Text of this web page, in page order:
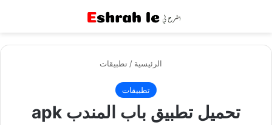
الرئيسية / تطبيقات
تطبيقات
تحميل تطبيق باب المندب apk